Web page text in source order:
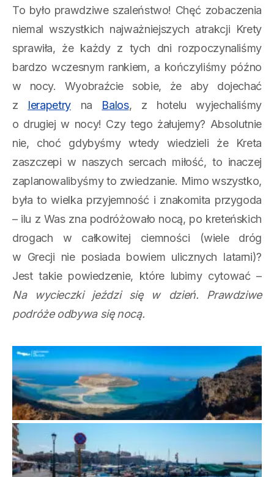
To było prawdziwe szaleństwo! Chęć zobaczenia
niemal wszystkich najważniejszych atrakcji Krety
sprawiła, że każdy z tych dni rozpoczynaliśmy
bardzo wczesnym rankiem, a kończyliśmy późno
w nocy. Wyobraźcie sobie, że aby dojechać
z Ierapetryna Balos, z hotelu wyjechaliśmy
o drugiej w nocy! Czy tego żałujemy? Absolutnie
nie, choć gdybyśmy wtedy wiedzieli że Kreta
zaszczepi w naszych sercach miłość, to inaczej
zaplanowalibyśmy to zwiedzanie. Mimo wszystko,
była to wielka przyjemność i znakomita przygoda
– ilu z Was zna podróżowało nocą, po kreteńskich
drogach w całkowitej ciemności (wiele dróg
w Grecji nie posiada bowiem ulicznych latarni)?
Jest takie powiedzenie, które lubimy cytować –
Na wycieczki jeździ się w dzień. Prawdziwe
podróże odbywa się nocą.